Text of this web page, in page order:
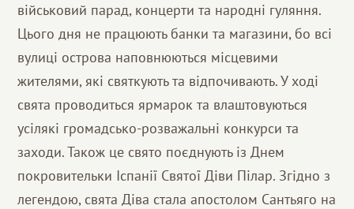
військовий парад, концерти та народні гуляння.
Цього дня не працюють банки та магазини, бо всі
вулиці острова наповнюються місцевими
жителями, які святкують та відпочивають. У ході
свята проводиться ярмарок та влаштовуються
усілякі громадсько-розважальні конкурси та
заходи. Також це свято поєднують із Днем
покровительки Іспанії Святої Діви Пілар. Згідно з
легендою, свята Діва стала апостолом Сантьяго на